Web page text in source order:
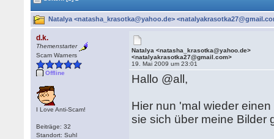
Natalya <natasha_krasotka@yahoo.de>
d.k.
Themenstarter
Scam Warners
Offline
I Love Anti-Scam!
Beiträge: 32
Standort: Suhl
Natalya <natasha_krasotka@yahoo.de>
<natalyakrasotka27@gmail.com>
19. Mai 2009 um 23:01
Hallo @all,
Hier nun 'mal wieder
sie sich über meine Bilder